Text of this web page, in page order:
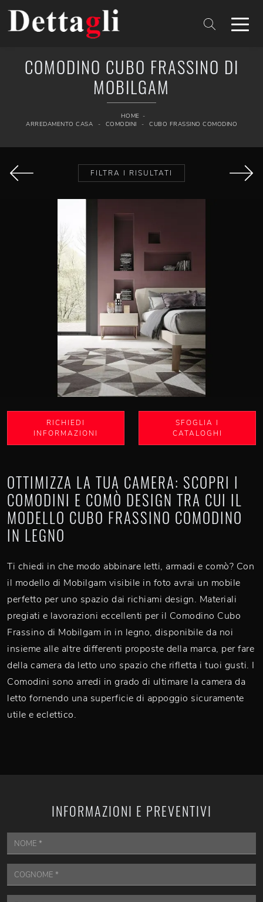
COMODINO CUBO FRASSINO DI
MOBILGAM
HOME -
ARREDAMENTO CASA
- COMODINI - CUBO FRASSINO COMODINO
FILTRA I RISULTATI
RICHIEDI
INFORMAZIONI
SFOGLIA I
CATALOGHI
OTTIMIZZA LA TUA CAMERA: SCOPRI I
COMODINI E COMÒ DESIGN TRA CUI IL
MODELLO CUBO FRASSINO COMODINO
IN LEGNO
Ti chiedi in che modo abbinare letti, armadi e comò? Con
il modello di Mobilgam visibile in foto avrai un mobile
perfetto per uno spazio dai richiami design. Materiali
pregiati e lavorazioni eccellenti per il Comodino Cubo
Frassino di Mobilgam in in legno, disponibile da noi
insieme alle altre differenti proposte della marca, per fare
della camera da letto uno spazio che rifletta i tuoi gusti. I
Comodini sono arredi in grado di ultimare la camera da
letto fornendo una superficie di appoggio sicuramente
utile e eclettico.
INFORMAZIONI E PREVENTIVI